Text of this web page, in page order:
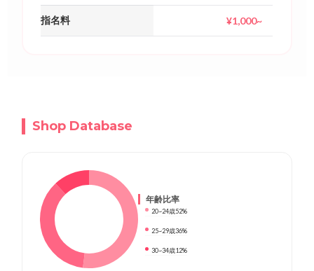
指名料 ¥1,000~
Shop Database
年齢比率
20~24歳52%
25~29歳36%
30~34歳12%